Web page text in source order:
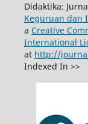
Didaktika:
Keguruan dan
a Creative
International
at http://
Indexed In >>